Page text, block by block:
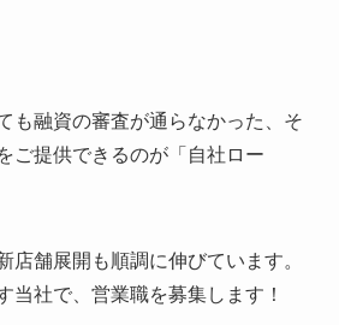
も融資の審査が通らなかった、そ
ご提供できるのが「自社ロー
店舗展開も順調に伸びています。
当社で、営業職を募集します！